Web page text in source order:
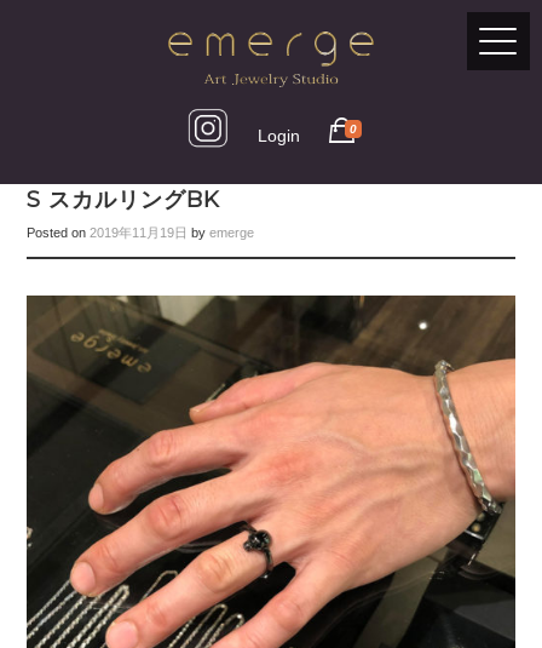
Login 0
S スカルリングBK
Posted on2019年11月19日 byemerge